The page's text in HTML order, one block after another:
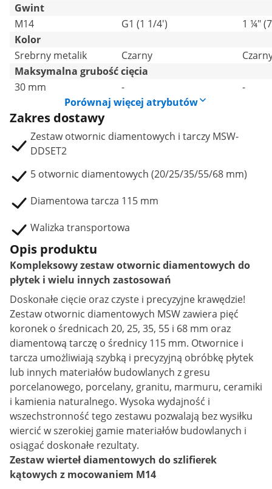
Gwint
M14
G1 (1 1/4')
1 ¼"
Kolor
Srebrny metalik
Czarny
Maksymalna grubość cięcia
30 mm
-
-
Porównaj więcej atrybutów
Zakres dostawy
Zestaw otwornic diamentowych i tarczy MSW-
DDSET2
5 otwornic diamentowych (20/25/35/55/68 mm)
Diamentowa tarcza 115 mm
Walizka transportowa
Opis produktu
Kompleksowy zestaw otwornic diamentowych do
płytek i wielu innych zastosowań
Doskonałe cięcie oraz czyste i precyzyjne krawędzie!
Zestaw otwornic diamentowych MSW zawiera pięć
koronek o średnicach 20, 25, 35, 55 i 68 mm oraz
diamentową tarczę o średnicy 115 mm. Otwornice i
tarcza umożliwiają szybką i precyzyjną obróbkę płytek
lub innych materiałów budowlanych z gresu
porcelanowego, porcelany, granitu, marmuru, ceramiki
i kamienia naturalnego. Wysoka wydajność i
wszechstronność tego zestawu pozwalają bez wysiłku
wiercić w szerokiej gamie materiałów budowlanych i
osiągać doskonałe rezultaty.
Zestaw wierteł diamentowych do szlifierek
kątowych z mocowaniem M14